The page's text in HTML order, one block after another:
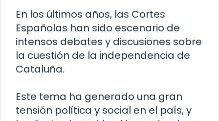
En los últimos años, las Cortes
Españolas han sido escenario de
intensos debates y discusiones sobre
la cuestión de la independencia de
Cataluña.
Este tema ha generado una gran
tensión política y social en el país, y